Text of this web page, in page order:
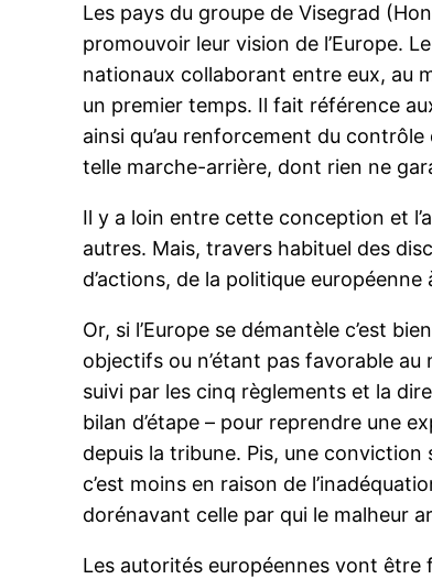
Les pays du groupe de Visegrad
promouvoir leur vision de l’Europe.
nationaux collaborant entre eux, au
un premier temps. Il fait référence
ainsi qu’au renforcement du
telle marche-arrière, dont rien ne
Il y a loin entre cette conception et
autres. Mais, travers habituel des
d’actions, de la politique
Or, si l’Europe se démantèle c’est
objectifs ou n’étant pas favorable
suivi par les cinq règlements et la
bilan d’étape – pour reprendre une
depuis la tribune. Pis, une
c’est moins en raison de
dorénavant celle par qui le malheur
Les autorités européennes vont être